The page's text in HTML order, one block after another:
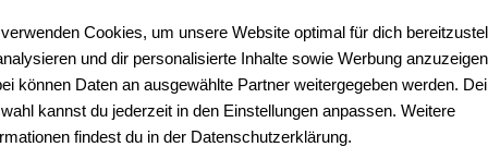
Cookies, um unsere Website optimal für dich
und dir personalisierte Inhalte sowie Werbung
können Daten an ausgewählte Partner weitergegeben werden.
kannst du jederzeit in den Einstellungen anpassen. Weitere
findest du in der Datenschutzerklärung.